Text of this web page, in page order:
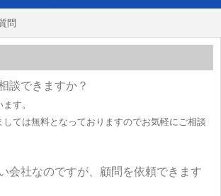
問
談できますか？
す。
しては無料となっておりますのでお気軽にご相談
会社なのですが、顧問を依頼できます